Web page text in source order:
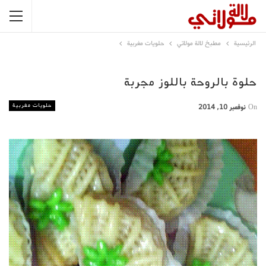
الرئيسية مطبخ لالة مولاتي حلويات مغربية
حلوة بالروحة باللوز مجربة
حلويات مغربية On نوفمبر 10, 2014